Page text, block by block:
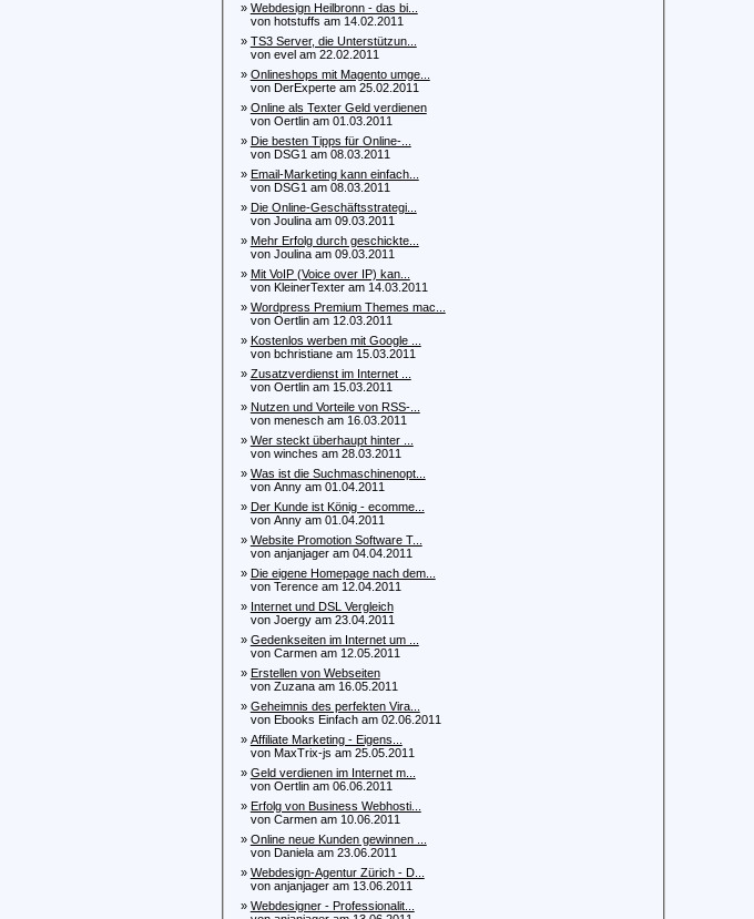
» Webdesign Heilbronn - das bi...
von hotstuffs am 14.02.2011
» TS3 Server, die Unterstützun...
von evel am 22.02.2011
» Onlineshops mit Magento umge...
von DerExperte am 25.02.2011
» Online als Texter Geld verdienen
von Oertlin am 01.03.2011
» Die besten Tipps für Online-...
von DSG1 am 08.03.2011
» Email-Marketing kann einfach...
von DSG1 am 08.03.2011
» Die Online-Geschäftsstrategi...
von Joulina am 09.03.2011
» Mehr Erfolg durch geschickte...
von Joulina am 09.03.2011
» Mit VoIP (Voice over IP) kan...
von KleinerTexter am 14.03.2011
» Wordpress Premium Themes mac...
von Oertlin am 12.03.2011
» Kostenlos werben mit Google ...
von bchristiane am 15.03.2011
» Zusatzverdienst im Internet ...
von Oertlin am 15.03.2011
» Nutzen und Vorteile von RSS-...
von menesch am 16.03.2011
» Wer steckt überhaupt hinter ...
von winches am 28.03.2011
» Was ist die Suchmaschinenopt...
von Anny am 01.04.2011
» Der Kunde ist König - ecomme...
von Anny am 01.04.2011
» Website Promotion Software T...
von anjanjager am 04.04.2011
» Die eigene Homepage nach dem...
von Terence am 12.04.2011
» Internet und DSL Vergleich
von Joergy am 23.04.2011
» Gedenkseiten im Internet um ...
von Carmen am 12.05.2011
» Erstellen von Webseiten
von Zuzana am 16.05.2011
» Geheimnis des perfekten Vira...
von Ebooks Einfach am 02.06.2011
» Affiliate Marketing - Eigens...
von MaxTrix-js am 25.05.2011
» Geld verdienen im Internet m...
von Oertlin am 06.06.2011
» Erfolg von Business Webhosti...
von Carmen am 10.06.2011
» Online neue Kunden gewinnen ...
von Daniela am 23.06.2011
» Webdesign-Agentur Zürich - D...
von anjanjager am 13.06.2011
» Webdesigner - Professionalit...